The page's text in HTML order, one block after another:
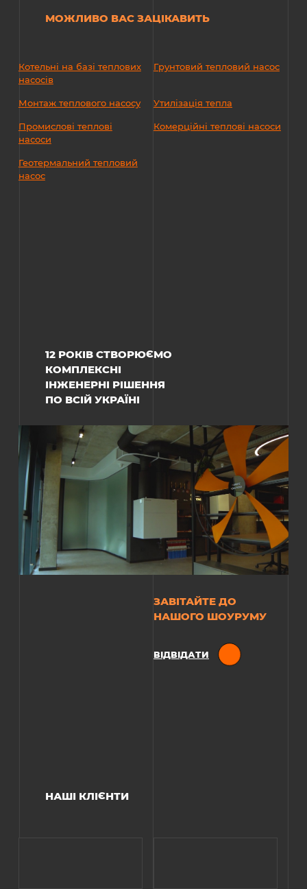
МОЖЛИВО ВАС ЗАЦІКАВИТЬ
Котельні на базі теплових
насосів
Грунтовий тепловий насос
Монтаж теплового насосу
Утилізація тепла
Промислові теплові
насоси
Комерційні теплові насоси
Геотермальний тепловий
насос
12 РОКІВ СТВОРЮЄМО
КОМПЛЕКСНІ
ІНЖЕНЕРНІ РІШЕННЯ
ПО ВСІЙ УКРАЇНІ
ЗАВІТАЙТЕ ДО
НАШОГО ШОУРУМУ
ВІДВІДАТИ
НАШІ КЛІЄНТИ